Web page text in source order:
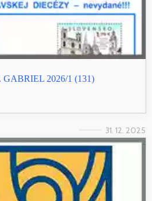
GABRIEL 2026/1 (131)
31. 12. 2025